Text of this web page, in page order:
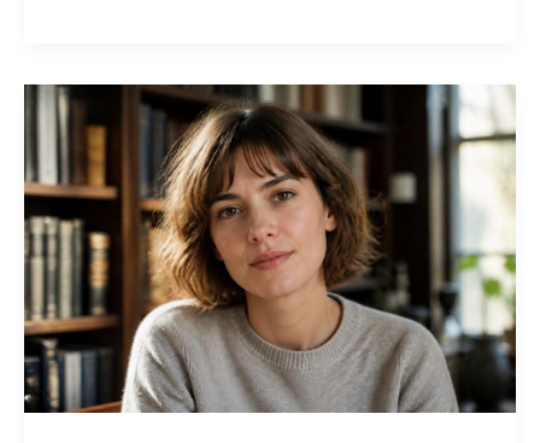
racines
façonnent
parcours
singulier
?